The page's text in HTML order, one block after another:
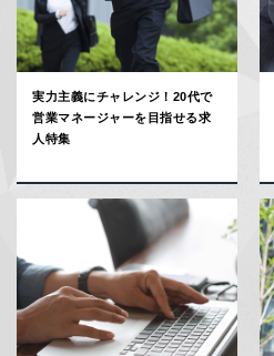
実力主義にチャレンジ！20代で
営業マネージャーを目指せる求
人特集